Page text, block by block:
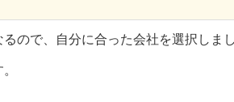
ので、自分に合った会社を選択しまし